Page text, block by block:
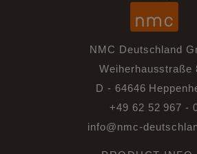
NMC Deutschland
Weiherhausstraße
D - 64646
+49 62 52 967 -
info@nmc-